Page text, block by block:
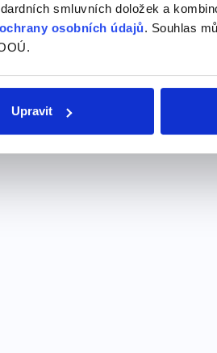
smluvních doložek a
osobních údajů. Souhlas
Upravit